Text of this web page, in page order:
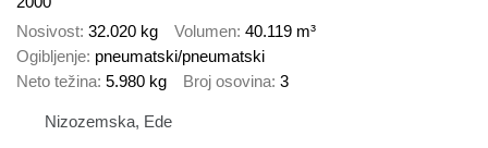
Nosivost 32.020 kg Volumen 40.119 m³
Ogibljenje pneumatski/pneumatski
Neto težina 5.980 kg Broj osovina 3
Nizozemska, Ede